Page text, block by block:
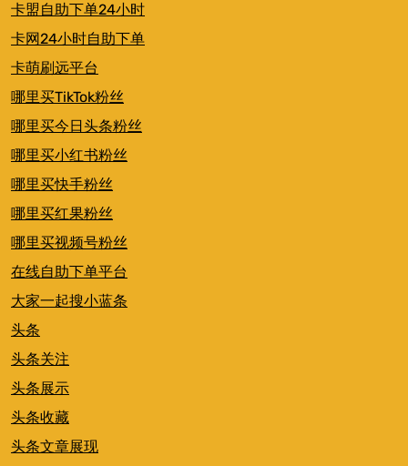
卡盟自助下单24小时
卡网24小时自助下单
卡萌刷远平台
哪里买TikTok粉丝
哪里买今日头条粉丝
哪里买小红书粉丝
哪里买快手粉丝
哪里买红果粉丝
哪里买视频号粉丝
在线自助下单平台
大家一起搜小蓝条
头条
头条关注
头条展示
头条收藏
头条文章展现